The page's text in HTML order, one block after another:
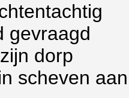
gevraagd
dorp
scheven aan